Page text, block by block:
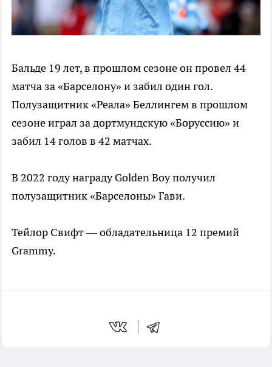
Бальде 19 лет, в прошлом сезоне он провел 44
матча за «Барселону» и забил один гол.
Полузащитник «Реала» Беллингем в прошлом
сезоне играл за дортмундскую «Боруссию» и
забил 14 голов в 42 матчах.
В 2022 году награду Golden Boy получил
полузащитник «Барселоны» Гави.
Тейлор Свифт — обладательница 12 премий
Grammy.